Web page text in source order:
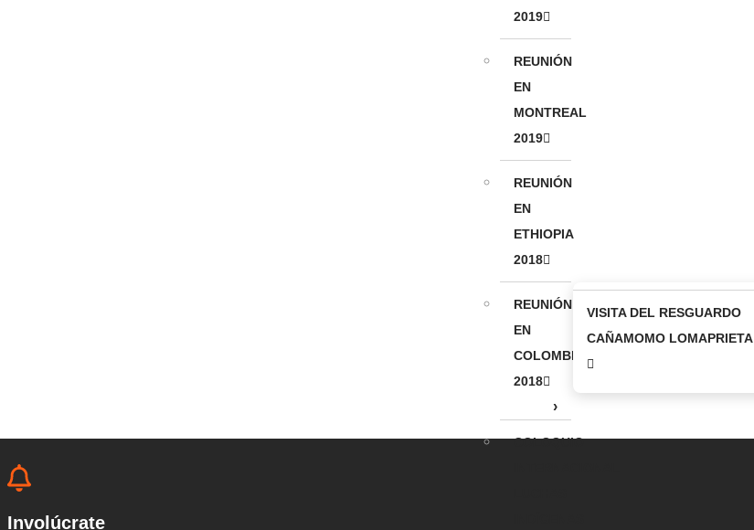
2019
REUNIÓN
EN
MONTREAL
2019
REUNIÓN
EN
ETHIOPIA
2018
REUNIÓN
EN
COLOMBIA
2018
VISITA DEL RESGUARDO
CAÑAMOMO LOMAPRIETA
COLOQUIO
Involúcrate